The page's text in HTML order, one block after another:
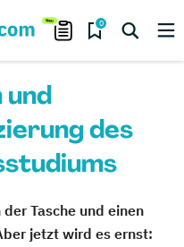
0
und
des
Tasche und einen
jetzt wird es ernst: